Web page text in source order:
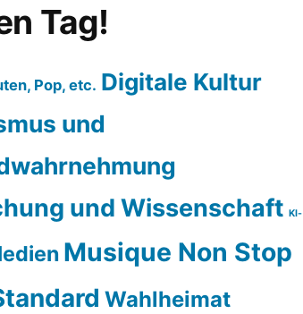
Tag!
Pop, etc. Digitale Kultur
und
und Wissenschaft KI-
Musique Non Stop
Wahlheimat